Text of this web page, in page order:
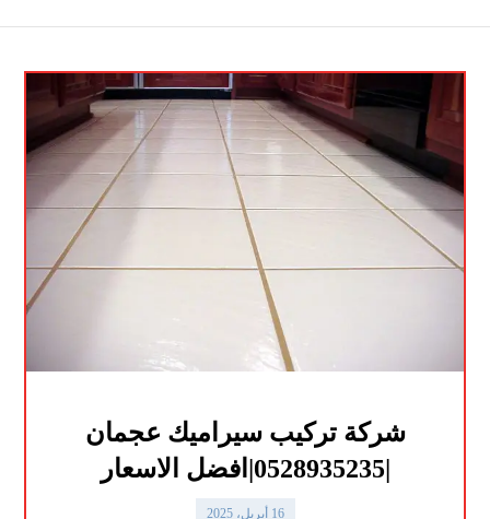
شركة تركيب سيراميك عجمان
|0528935235|افضل الاسعار
16 أبريل، 2025